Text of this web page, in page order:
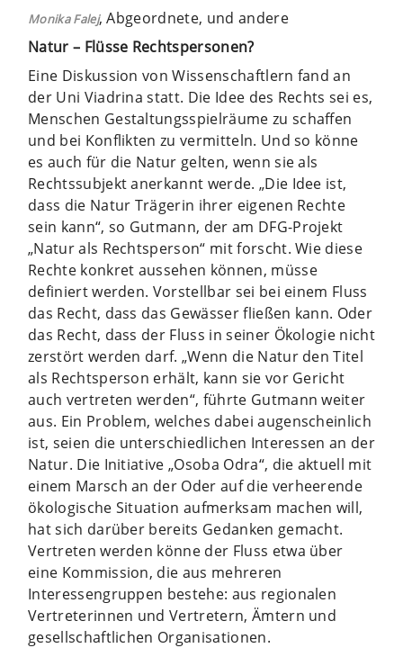
Monika Falej, Abgeordnete, und andere
Natur – Flüsse Rechtspersonen?
Eine Diskussion von Wissenschaftlern fand an
der Uni Viadrina statt. Die Idee des Rechts sei es,
Menschen Gestaltungsspielräume zu schaffen
und bei Konflikten zu vermitteln. Und so könne
es auch für die Natur gelten, wenn sie als
Rechtssubjekt anerkannt werde. „Die Idee ist,
dass die Natur Trägerin ihrer eigenen Rechte
sein kann“, so Gutmann, der am DFG-Projekt
„Natur als Rechtsperson“ mit forscht. Wie diese
Rechte konkret aussehen können, müsse
definiert werden. Vorstellbar sei bei einem Fluss
das Recht, dass das Gewässer fließen kann. Oder
das Recht, dass der Fluss in seiner Ökologie nicht
zerstört werden darf. „Wenn die Natur den Titel
als Rechtsperson erhält, kann sie vor Gericht
auch vertreten werden“, führte Gutmann weiter
aus. Ein Problem, welches dabei augenscheinlich
ist, seien die unterschiedlichen Interessen an der
Natur. Die Initiative „Osoba Odra“, die aktuell mit
einem Marsch an der Oder auf die verheerende
ökologische Situation aufmerksam machen will,
hat sich darüber bereits Gedanken gemacht.
Vertreten werden könne der Fluss etwa über
eine Kommission, die aus mehreren
Interessengruppen bestehe: aus regionalen
Vertreterinnen und Vertretern, Ämtern und
gesellschaftlichen Organisationen.